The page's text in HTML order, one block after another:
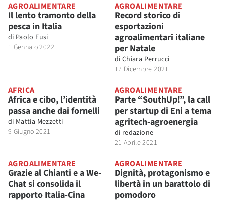
AGROALIMENTARE
Il lento tramonto della
pesca in Italia
di Paolo Fusi
1 Gennaio 2022
AGROALIMENTARE
Record storico di
esportazioni
agroalimentari italiane
per Natale
di Chiara Perrucci
17 Dicembre 2021
AFRICA
Africa e cibo, l’identità
passa anche dai fornelli
di Mattia Mezzetti
9 Giugno 2021
AGROALIMENTARE
Parte “SouthUp!”, la call
per startup di Eni a tema
agritech-agroenergia
di redazione
21 Aprile 2021
AGROALIMENTARE
Grazie al Chianti e a We-
Chat si consolida il
rapporto Italia-Cina
AGROALIMENTARE
Dignità, protagonismo e
libertà in un barattolo di
pomodoro